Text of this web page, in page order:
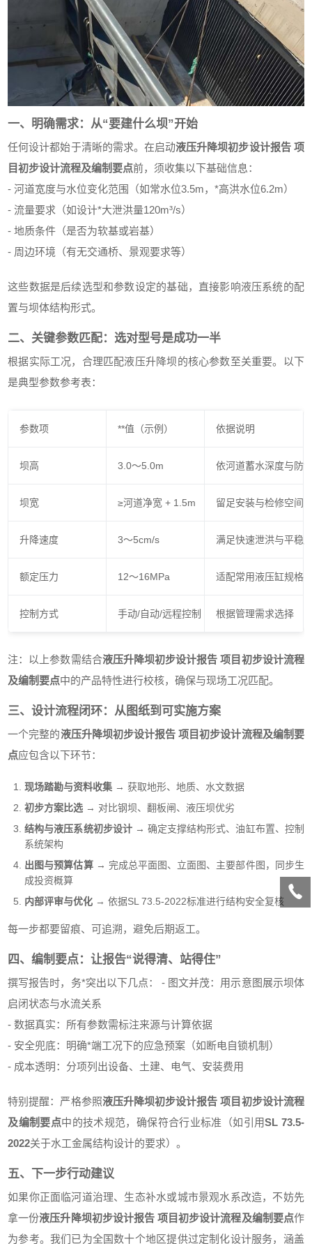
一、明确需求：从“要建什么坝”开始
任何设计都始于清晰的需求。在启动液压升降坝初步设计报告 项
目初步设计流程及编制要点前，须收集以下基础信息：
- 河道宽度与水位变化范围（如常水位3.5m，*高洪水位6.2m）
- 流量要求（如设计*大泄洪量120m³/s）
- 地质条件（是否为软基或岩基）
- 周边环境（有无交通桥、景观要求等）
这些数据是后续选型和参数设定的基础，直接影响液压系统的配
置与坝体结构形式。
二、关键参数匹配：选对型号是成功一半
根据实际工况，合理匹配液压升降坝的核心参数至关重要。以下
是典型参数参考表：
参数项 **值（示例） 依据说明
坝高 3.0～5.0m 依河道蓄水深度与防
坝宽 ≥河道净宽 + 1.5m 留足安装与检修空间
升降速度 3～5cm/s 满足快速泄洪与平稳
额定压力 12～16MPa 适配常用液压缸规格
控制方式 手动/自动/远程控制 根据管理需求选择
注：以上参数需结合液压升降坝初步设计报告 项目初步设计流程
及编制要点中的产品特性进行校核，确保与现场工况匹配。
三、设计流程闭环：从图纸到可实施方案
一个完整的液压升降坝初步设计报告 项目初步设计流程及编制要
点应包含以下环节：
现场踏勘与资料收集 → 获取地形、地质、水文数据
初步方案比选 → 对比钢坝、翻板闸、液压坝优劣
结构与液压系统初步设计→ 确定支撑结构形式、油缸布置、控制
系统架构
出图与预算估算→ 完成总平面图、立面图、主要部件图，同步生
成投资概算
内部评审与优化 → 依据SL 73.5-2022标准进行结构安全复核
每一步都要留痕、可追溯，避免后期返工。
四、编制要点：让报告“说得清、站得住”
撰写报告时，务*突出以下几点： - 图文并茂：用示意图展示坝体
启闭状态与水流关系
- 数据真实：所有参数需标注来源与计算依据
- 安全兜底：明确*端工况下的应急预案（如断电自锁机制）
- 成本透明：分项列出设备、土建、电气、安装费用
特别提醒：严格参照液压升降坝初步设计报告 项目初步设计流程
及编制要点中的技术规范，确保符合行业标准（如引用SL 73.5-
2022关于水工金属结构设计的要求）。
五、下一步行动建议
如果你正面临河道治理、生态补水或城市景观水系改造，不妨先
拿一份液压升降坝初步设计报告 项目初步设计流程及编制要点作
为参考。我们已为全国数十个地区提供过定制化设计服务，涵盖